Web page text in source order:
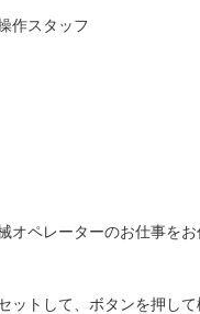
作スタッフ
オペレーターのお仕事をお
ットして、ボタンを押し